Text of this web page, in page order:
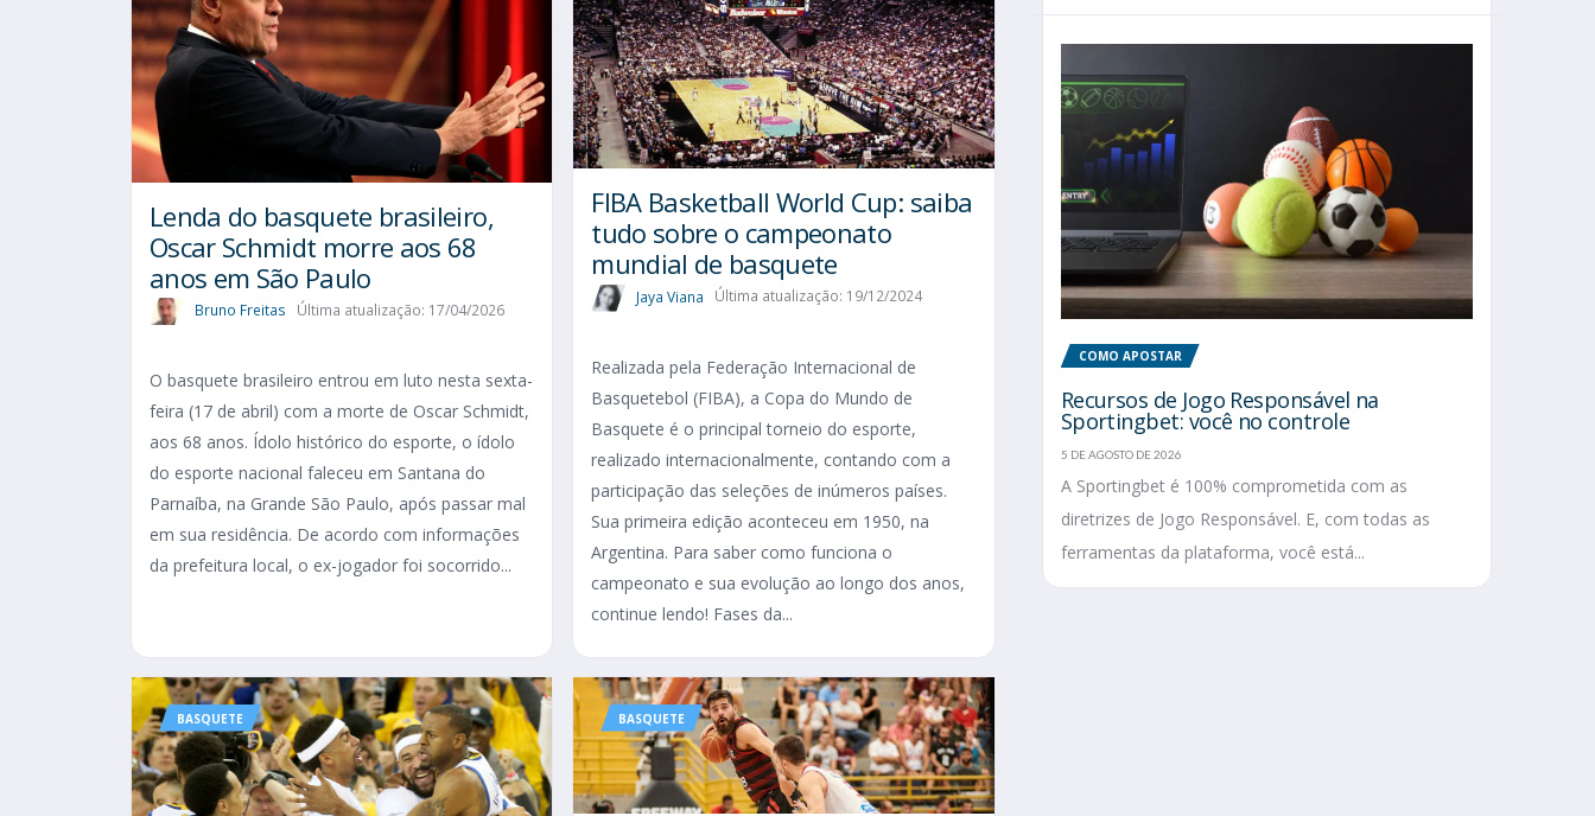
Lenda do basquete brasileiro,
Oscar Schmidt morre aos 68
anos em São Paulo
Bruno Freitas Última atualização: 17/04/2026
O basquete brasileiro entrou em luto nesta sexta-
feira (17 de abril) com a morte de Oscar Schmidt,
aos 68 anos. Ídolo histórico do esporte, o ídolo
do esporte nacional faleceu em Santana do
Parnaíba, na Grande São Paulo, após passar mal
em sua residência. De acordo com informações
da prefeitura local, o ex-jogador foi socorrido...
FIBA Basketball World Cup: saiba
tudo sobre o campeonato
mundial de basquete
Jaya Viana Última atualização: 19/12/2024
Realizada pela Federação Internacional de
Basquetebol (FIBA), a Copa do Mundo de
Basquete é o principal torneio do esporte,
realizado internacionalmente, contando com a
participação das seleções de inúmeros países.
Sua primeira edição aconteceu em 1950, na
Argentina. Para saber como funciona o
campeonato e sua evolução ao longo dos anos,
continue lendo! Fases da...
BASQUETE BASQUETE
COMO APOSTAR
Recursos de Jogo Responsável na
Sportingbet: você no controle
5 DE AGOSTO DE 2026
A Sportingbet é 100% comprometida com as
diretrizes de Jogo Responsável. E, com todas as
ferramentas da plataforma, você está...